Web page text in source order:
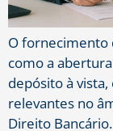
O fornecimento
como a
depósito à
relevantes no
Direito